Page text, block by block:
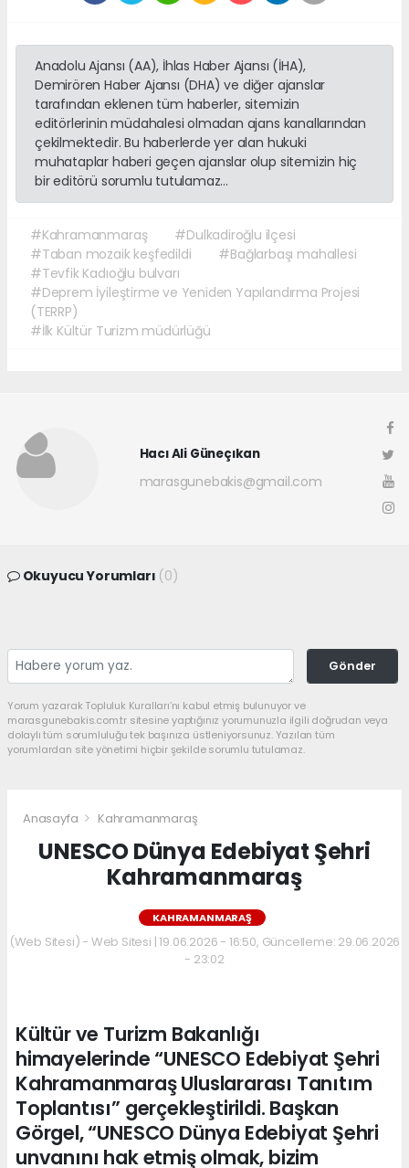
Anadolu Ajansı (AA), İhlas Haber Ajansı (İHA),
Demirören Haber Ajansı (DHA) ve diğer ajanslar
tarafından eklenen tüm haberler, sitemizin
editörlerinin müdahalesi olmadan ajans kanallarından
çekilmektedir. Bu haberlerde yer alan hukuki
muhataplar haberi geçen ajanslar olup sitemizin hiç
bir editörü sorumlu tutulamaz...
#Kahramanmaraş
#Dulkadiroğlu ilçesi
#Taban mozaik keşfedildi
#Bağlarbaşı mahallesi
#Tevfik Kadıoğlu bulvarı
#Deprem İyileştirme ve Yeniden Yapılandırma Projesi
(TERRP)
#İlk Kültür Turizm müdürlüğü
Hacı Ali Güneçıkan
marasgunebakis@gmail.com
Okuyucu Yorumları (0)
Gönder
Yorum yazarak Topluluk Kuralları’nı kabul etmiş bulunuyor ve
marasgunebakis.com.tr sitesine yaptığınız yorumunuzla ilgili doğrudan veya
dolaylı tüm sorumluluğu tek başınıza üstleniyorsunuz. Yazılan tüm
yorumlardan site yönetimi hiçbir şekilde sorumlu tutulamaz.
Anasayfa Kahramanmaraş
UNESCO Dünya Edebiyat Şehri
Kahramanmaraş
KAHRAMANMARAŞ
(Web Sitesi) - Web Sitesi | 19.06.2026 - 16:50, Güncelleme: 29.06.2026
- 23:02
Kültür ve Turizm Bakanlığı
himayelerinde “UNESCO Edebiyat Şehri
Kahramanmaraş Uluslararası Tanıtım
Toplantısı” gerçekleştirildi. Başkan
Görgel, “UNESCO Dünya Edebiyat Şehri
unvanını hak etmiş olmak, bizim